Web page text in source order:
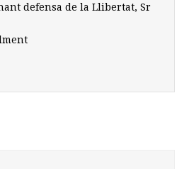
defensa de la Llibertat, Sr